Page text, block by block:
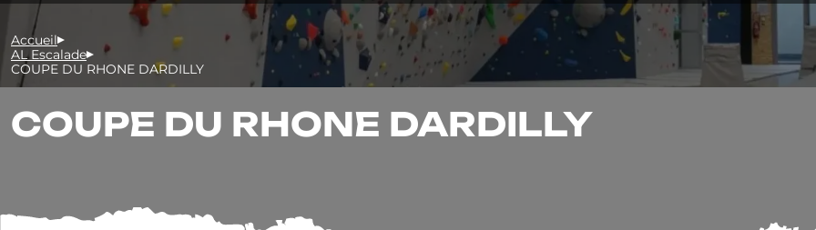
Accueil
AL Escalade
COUPE DU RHONE DARDILLY
COUPE DU RHONE DARDILLY